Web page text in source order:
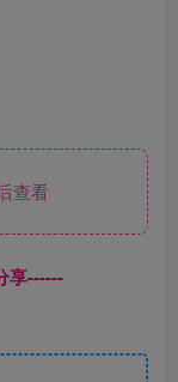
查看
享------